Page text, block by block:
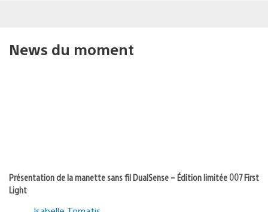
News du moment
Présentation de la manette sans fil DualSense – Édition limitée 007 First
Light